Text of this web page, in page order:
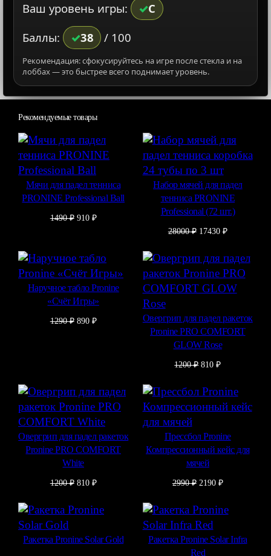
Ваш уровень игры:
C
Баллы:
38 / 100
Рекомендация: сфокусируйтесь на игре после стекла и на
лоббах — это быстрее всего поднимает уровень.
Рекомендуемые товары
Мячи для падел тенниса
PRONINE Professional Ball
1490₽ Первоначальная
1490 ₽.
910 ₽Текущая
Набор мячей для падел
тенниса PRONINE
Professional (72 шт.)
28000₽ Первоначальная
28000 ₽.
17430 ₽Текущая
Наручное табло Pronine
«Счёт Игры»
1290₽ Первоначальная
890 ₽Текущая
Овергрип для падел ракеток
Pronine PRO COMFORT
GLOW Rose
1200₽ Первоначальная
составляла
1200 ₽.
810₽Текущая
810 ₽.
Овергрип для падел ракеток
Pronine PRO COMFORT
White
1200₽ Первоначальная
составляла
1200 ₽.
810 ₽Текущая
Прессбол Pronine
Компрессионный кейс для
мячей
2990₽ Первоначальная
составляла
2990 ₽.
2190 ₽Текущая
Ракетка Pronine Solar Gold
Ракетка Pronine Solar Infra
Red